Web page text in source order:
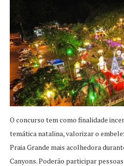
O concurso tem como finalidade
temática natalina, valorizar o
Praia Grande mais acolhedora
Canyons. Poderão participar